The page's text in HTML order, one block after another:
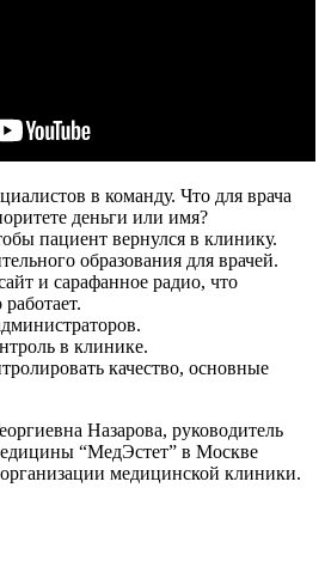
в команду. Что для врача
деньги или имя?
пациент вернулся в клинику.
образования для врачей.
и сарафанное радио, что
в клинике.
качество, основные
Назарова, руководитель
“МедЭстет” в Москве
медицинской клиники.